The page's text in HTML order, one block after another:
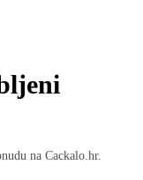
na Cackalo.hr.